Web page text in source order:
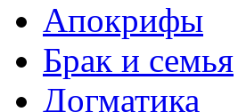
Апокрифы
Брак и семья
Догматика